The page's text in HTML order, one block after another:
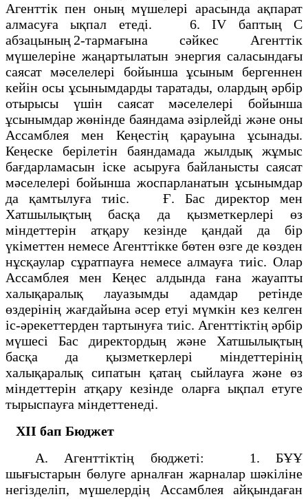
Агенттік пен оның мүшелері арасында ақпарат
алмасуға ықпал етеді. 6. IV баптың С
абзацының 2-тармағына сәйкес Агенттік
мүшелеріне жаңартылатын энергия саласындағы
саясат мәселелері бойынша ұсыным бергеннен
кейін осы ұсынымдарды таратады, олардың әрбір
отырысы үшін саясат мәселелері бойынша
ұсынымдар жөнінде баяндама әзірлейді және оны
Ассамблея мен Кеңестің қарауына ұсынады.
Кеңеске берілетін баяндамада жылдық жұмыс
бағдарламасын іске асыруға байланысты саясат
мәселелері бойынша жоспарланатын ұсынымдар
да қамтылуға тиіс. Ғ. Бас директор мен
Хатшылықтың басқа да қызметкерлері өз
міндеттерін атқару кезінде қандай да бір
үкіметтен немесе Агенттікке бөтен өзге де көзден
нұсқаулар сұратпауға немесе алмауға тиіс. Олар
Ассамблея мен Кеңес алдында ғана жауапты
халықаралық лауазымды адамдар ретінде
өздерінің жағдайына әсер етуі мүмкін кез келген
іс-әрекеттерден тартынуға тиіс. Агенттіктің әрбір
мүшесі Бас директордың және Хатшылықтың
басқа да қызметкерлері міндеттерінің
халықаралық сипатын қатаң сыйлауға және өз
міндеттерін атқару кезінде оларға ықпал етуге
тырыспауға міндеттенеді.
XII бап Бюджет
А. Агенттіктің бюджеті: 1. БҰҰ
шығыстарын бөлуге арналған жарналар шәкіліне
негізделіп, мүшелердің Ассамблея айқындаған